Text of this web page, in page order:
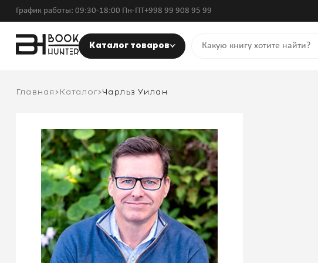
График работы: 09:30-18:00 Пн-ПТ+998 99 908 95 99
Каталог товаров
Главная Каталог Чарльз Уилан